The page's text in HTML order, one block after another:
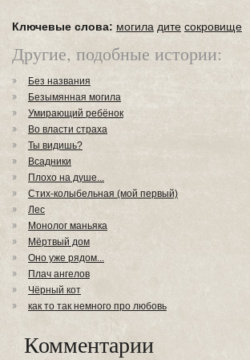
Ключевые слова: могила дите сокровище
Другие, подобные истории:
Без названия
Безымянная могила
Умирающий ребёнок
Во власти страха
Ты видишь?
Всадники
Плохо на душе...
Стих-колыбельная (мой первый)
Лес
Монолог маньяка
Мёртвый дом
Оно уже рядом...
Плач ангелов
Чёрный кот
как то так немного про любовь
Комментарии